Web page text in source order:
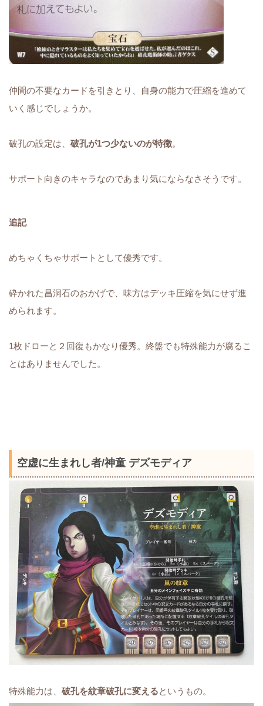
仲間の不要なカードを引きとり、自身の能力で圧縮を進めて
いく感じでしょうか。
破孔の設定は、 破孔が1つ少ないのが特徴。
サポート向きのキャラなのであまり気にならなさそうです。
追記
めちゃくちゃサポートとして優秀です。
砕かれた昌洞石のおかげで、味方はデッキ圧縮を気にせず進
められます。
1枚ドローと２回復もかなり優秀。終盤でも特殊能力が腐るこ
とはありませんでした。
空虚に生まれし者/神童 デズモディア
特殊能力は、 破孔を紋章破孔に変えるというもの。